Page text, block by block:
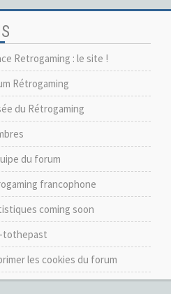
Retrogaming : le site !
Rétrogaming
du Rétrogaming
du forum
francophone
coming soon
tothepast
les cookies du forum